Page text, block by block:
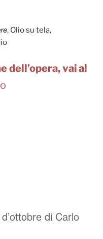
, Olio su tela,
dell’opera, vai al
di Carlo